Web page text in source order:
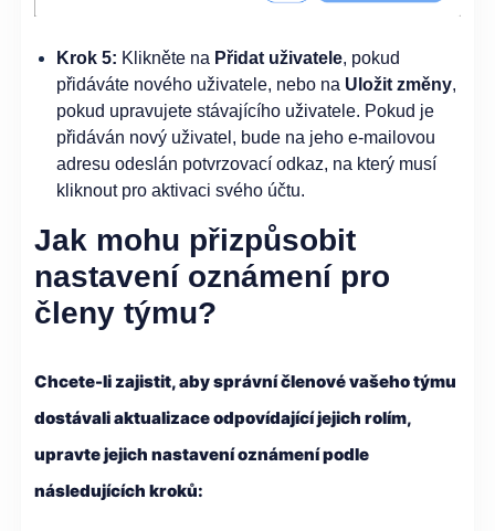
Krok 5: Klikněte na Přidat uživatele, pokud
přidáváte nového uživatele, nebo na Uložit změny,
pokud upravujete stávajícího uživatele. Pokud je
přidáván nový uživatel, bude na jeho e-mailovou
adresu odeslán potvrzovací odkaz, na který musí
kliknout pro aktivaci svého účtu.
Jak mohu přizpůsobit
nastavení oznámení pro
členy týmu?
Chcete-li zajistit, aby správní členové vašeho týmu
dostávali aktualizace odpovídající jejich rolím,
upravte jejich nastavení oznámení podle
následujících kroků: